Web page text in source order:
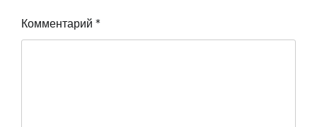
Комментарий *